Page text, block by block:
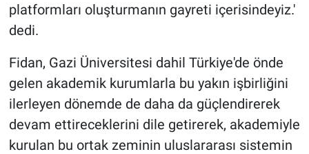
platformları oluşturmanın gayreti içerisindeyiz.'
dedi.
Fidan, Gazi Üniversitesi dahil Türkiye'de önde
gelen akademik kurumlarla bu yakın işbirliğini
ilerleyen dönemde de daha da güçlendirerek
devam ettireceklerini dile getirerek, akademiyle
kurulan bu ortak zeminin uluslararası sistemin